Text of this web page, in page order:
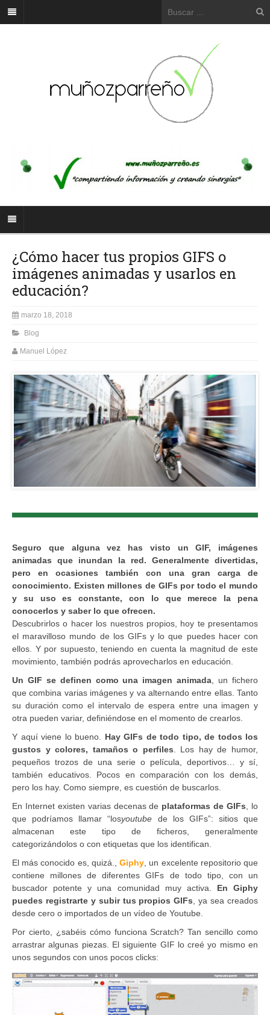
¿Cómo hacer tus propios GIFS o
imágenes animadas y usarlos en
educación?
marzo 18, 2018
Blog
Manuel López
Seguro que alguna vez has visto un GIF, imágenes
animadas que inundan la red. Generalmente divertidas,
pero en ocasiones también con una gran carga de
conocimiento. Existen millones de GIFs por todo el mundo
y su uso es constante, con lo que merece la pena
conocerlos y saber lo que ofrecen.
Descubrirlos o hacer los nuestros propios, hoy te presentamos
el maravilloso mundo de los GIFs y lo que puedes hacer con
ellos. Y por supuesto, teniendo en cuenta la magnitud de este
movimiento, también podrás aprovecharlos en educación.
Un GIF se definen como una imagen animada , un fichero
que combina varias imágenes y va alternando entre ellas. Tanto
su duración como el intervalo de espera entre una imagen y
otra pueden variar, definiéndose en el momento de crearlos.
Y aquí viene lo bueno. Hay GIFs de todo tipo, de todos los
gustos y colores, tamaños o perfiles . Los hay de humor,
pequeños trozos de una serie o película, deportivos… y sí,
también educativos. Pocos en comparación con los demás,
pero los hay. Como siempre, es cuestión de buscarlos.
En Internet existen varias decenas de plataformas de GIFs , lo
que podríamos llamar “losyoutube de los GIFs”: sitios que
almacenan este tipo de ficheros, generalmente
categorizándolos o con etiquetas que los identifican.
El más conocido es, quizá.,Giphy , un excelente repositorio que
contiene millones de diferentes GIFs de todo tipo, con un
buscador potente y una comunidad muy activa. En Giphy
puedes registrarte y subir tus propios GIFs , ya sea creados
desde cero o importados de un vídeo de Youtube.
Por cierto, ¿sabéis cómo funciona Scratch? Tan sencillo como
arrastrar algunas piezas. El siguiente GIF lo creé yo mismo en
unos segundos con unos pocos clicks: